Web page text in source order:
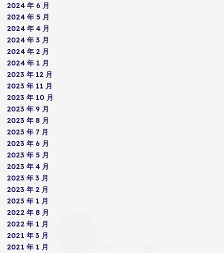
2024 年 6 月
2024 年 5 月
2024 年 4 月
2024 年 3 月
2024 年 2 月
2024 年 1 月
2023 年 12 月
2023 年 11 月
2023 年 10 月
2023 年 9 月
2023 年 8 月
2023 年 7 月
2023 年 6 月
2023 年 5 月
2023 年 4 月
2023 年 3 月
2023 年 2 月
2023 年 1 月
2022 年 8 月
2022 年 1 月
2021 年 3 月
2021 年 1 月